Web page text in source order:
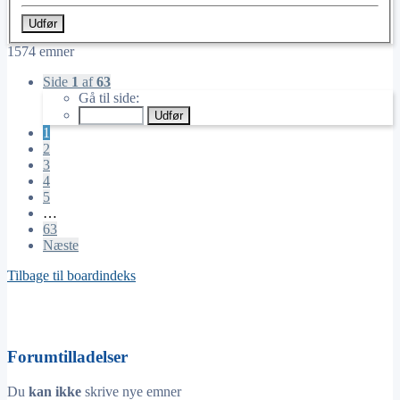
1574 emner
Side 1 af63
Gå til side:
1
2
3
4
5
…
63
Næste
Tilbage til boardindeks
Forumtilladelser
Du kan ikke skrive nye emner